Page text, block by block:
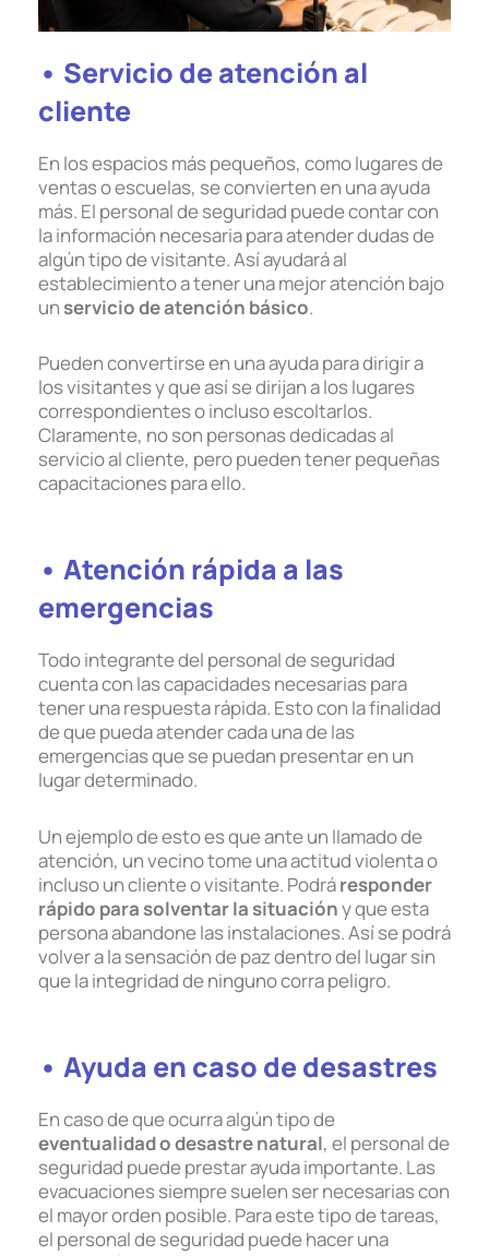
• Servicio de atención al
cliente
En los espacios más pequeños, como lugares de
ventas o escuelas, se convierten en una ayuda
más. El personal de seguridad puede contar con
la información necesaria para atender dudas de
algún tipo de visitante. Así ayudará al
establecimiento a tener una mejor atención bajo
un servicio de atención básico.
Pueden convertirse en una ayuda para dirigir a
los visitantes y que así se dirijan a los lugares
correspondientes o incluso escoltarlos.
Claramente, no son personas dedicadas al
servicio al cliente, pero pueden tener pequeñas
capacitaciones para ello.
• Atención rápida a las
emergencias
Todo integrante del personal de seguridad
cuenta con las capacidades necesarias para
tener una respuesta rápida. Esto con la finalidad
de que pueda atender cada una de las
emergencias que se puedan presentar en un
lugar determinado.
Un ejemplo de esto es que ante un llamado de
atención, un vecino tome una actitud violenta o
incluso un cliente o visitante. Podráresponder
rápido para solventar la situacióny que esta
persona abandone las instalaciones. Así se podrá
volver a la sensación de paz dentro del lugar sin
que la integridad de ninguno corra peligro.
• Ayuda en caso de desastres
En caso de que ocurra algún tipo de
eventualidad o desastre natural, el personal de
seguridad puede prestar ayuda importante. Las
evacuaciones siempre suelen ser necesarias con
el mayor orden posible. Para este tipo de tareas,
el personal de seguridad puede hacer una